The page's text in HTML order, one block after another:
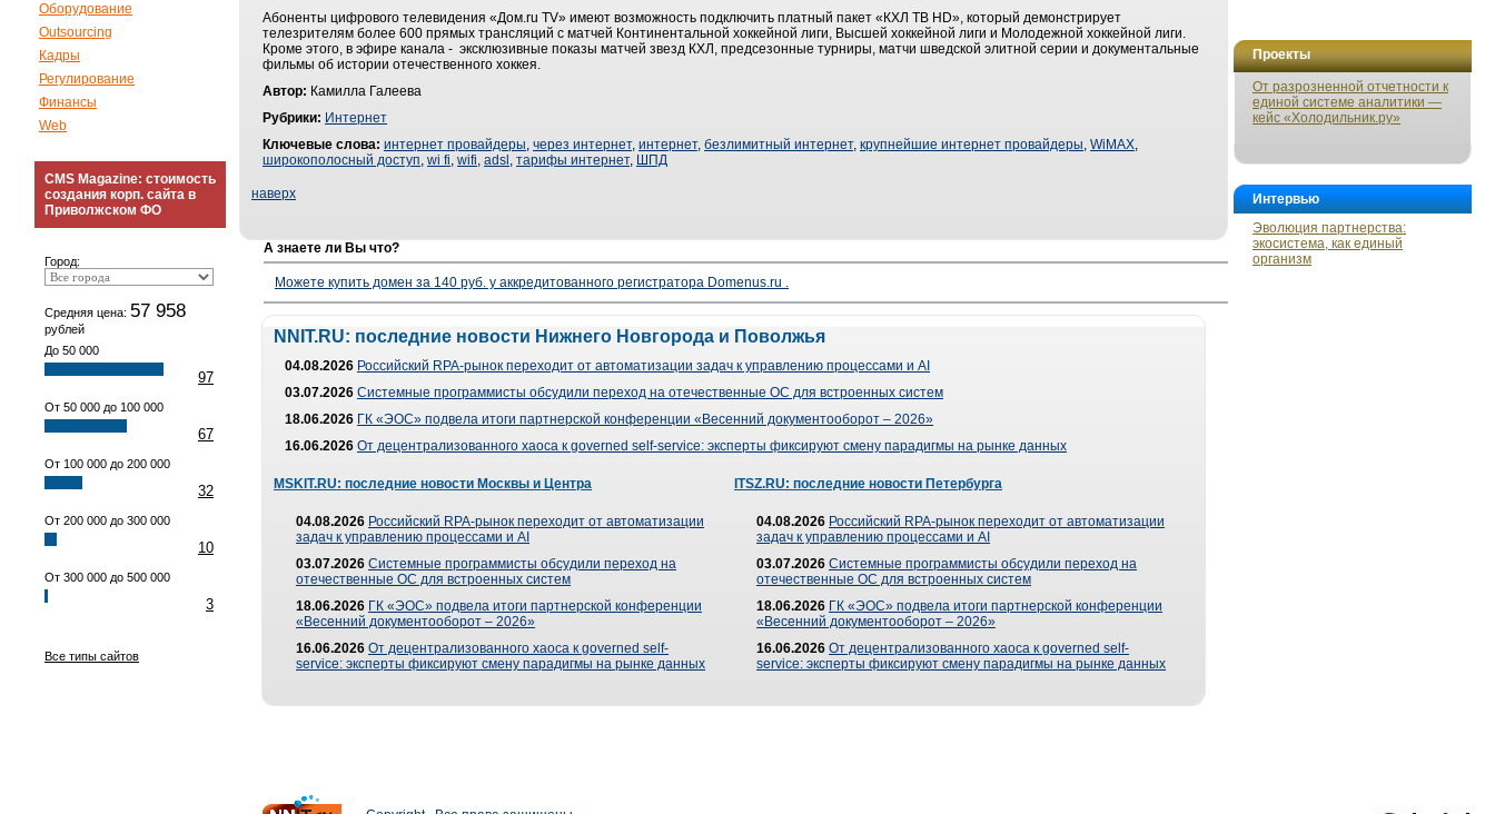
Оборудование
Outsourcing
Кадры
Регулирование
Финансы
Web
CMS Magazine: стоимость
создания корп. сайта в
Приволжском ФО
Город:
Средняя цена: 57 958
рублей
До 50 000
97
От 50 000 до 100 000
67
От 100 000 до 200 000
32
От 200 000 до 300 000
10
От 300 000 до 500 000
3
Все типы сайтов
Проекты
От разрозненной отчетности к
единой системе аналитики —
кейс «Холодильник.ру»
Интервью
Эволюция партнерства:
экосистема, как единый
организм
Абоненты цифрового телевидения «Дом.ru TV» имеют возможность подключить платный пакет «КХЛ ТВ HD», который демонстрирует
телезрителям более 600 прямых трансляций с матчей Континентальной хоккейной лиги, Высшей хоккейной лиги и Молодежной хоккейной лиги.
Кроме этого, в эфире канала - эксклюзивные показы матчей звезд КХЛ, предсезонные турниры, матчи шведской элитной серии и документальные
фильмы об истории отечественного хоккея.
Автор: Камилла Галеева
Рубрики: Интернет
Ключевые слова: интернет провайдеры, через интернет, интернет, безлимитный интернет, крупнейшие интернет провайдеры, WiMAX,
широкополосный доступ, wi fi, wifi, adsl , тарифы интернет, ШПД
наверх
А знаете ли Вы что?
Можете купить домен за 140 руб. у аккредитованного регистратора Domenus.ru .
NNIT.RU: последние новости Нижнего Новгорода и Поволжья
04.08.2026 Российский RPA-рынок переходит от автоматизации задач к управлению процессами и AI
03.07.2026 Системные программисты обсудили переход на отечественные ОС для встроенных систем
18.06.2026 ГК «ЭОС» подвела итоги партнерской конференции «Весенний документооборот – 2026»
16.06.2026 От децентрализованного хаоса к governed self-service: эксперты фиксируют смену парадигмы на рынке данных
MSKIT.RU: последние новости Москвы и Центра
04.08.2026 Российский RPA-рынок переходит от автоматизации
задач к управлению процессами и AI
03.07.2026 Системные программисты обсудили переход на
отечественные ОС для встроенных систем
18.06.2026 ГК «ЭОС» подвела итоги партнерской конференции
«Весенний документооборот – 2026»
16.06.2026 От децентрализованного хаоса к governed self-
service: эксперты фиксируют смену парадигмы на рынке данных
ITSZ.RU: последние новости Петербурга
04.08.2026 Российский RPA-рынок переходит от автоматизации
задач к управлению процессами и AI
03.07.2026 Системные программисты обсудили переход на
отечественные ОС для встроенных систем
18.06.2026 ГК «ЭОС» подвела итоги партнерской конференции
«Весенний документооборот – 2026»
16.06.2026 От децентрализованного хаоса к governed self-
service: эксперты фиксируют смену парадигмы на рынке данных